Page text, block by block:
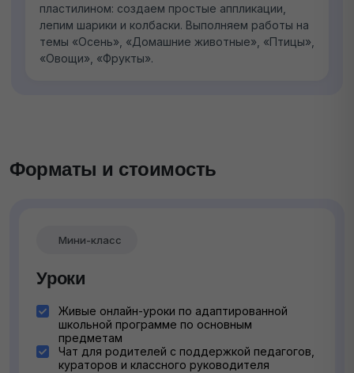
пластилином: создаем простые аппликации,
лепим шарики и колбаски. Выполняем работы на
темы «Осень», «Домашние животные», «Птицы»,
«Овощи», «Фрукты».
Форматы и стоимость
Мини-класс
Уроки
Живые онлайн-уроки по адаптированной
школьной программе по основным
предметам
Чат для родителей с поддержкой педагогов,
кураторов и классного руководителя